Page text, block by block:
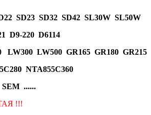
SD23 SD32 SD42 SL30W SL50W
D9-220 D6114
LW300 LW500 GR165 GR180 GR215
NTA855C360
......
!!!